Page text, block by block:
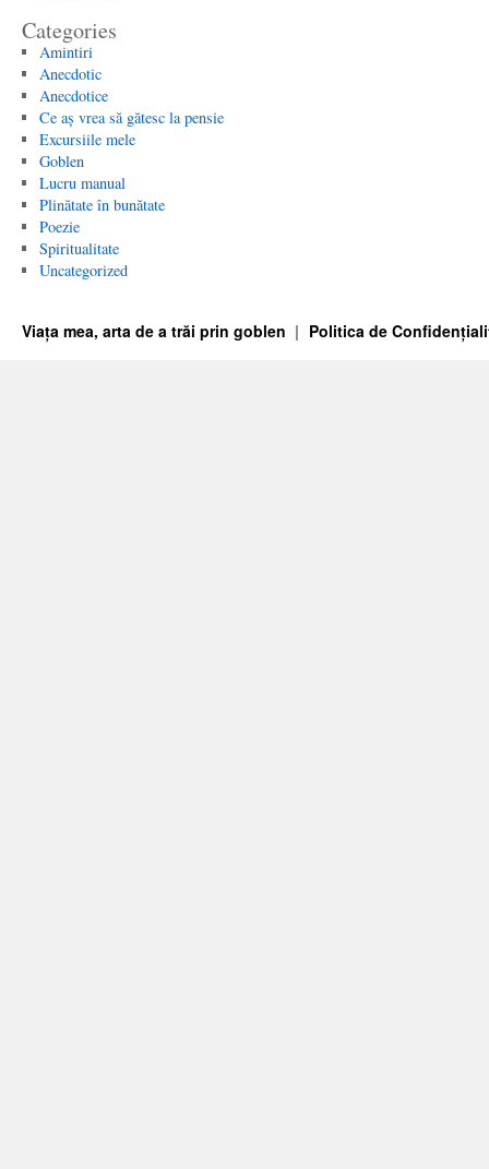
Categories
Amintiri
Anecdotic
Anecdotice
Ce aș vrea să gătesc la pensie
Excursiile mele
Goblen
Lucru manual
Plinătate în bunătate
Poezie
Spiritualitate
Uncategorized
Viața mea, arta de a trăi prin goblen Politica de